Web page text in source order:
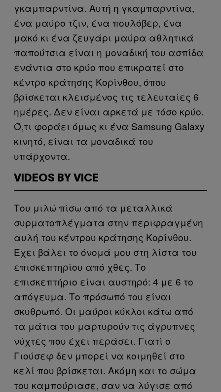
γκαμπαρντίνα. Αυτή η γκαμπαρντίνα,
ένα μαύρο τζιν, ένα πουλόβερ, ένα
μακό κι ένα ζευγάρι μαύρα αθλητικά
παπούτσια είναι η μοναδική του ασπίδα
ενάντια στο κρύο που επικρατεί στο
κέντρο κράτησης Κορίνθου, όπου
βρίσκεται κλεισμένος τις τελευταίες 6
ημέρες. Δεν είναι αρκετά με τόσο κρύο.
Ό,τι φοράει όμως κι ένα Samsung Galaxy
κινητό, είναι τα μοναδικά του
υπάρχοντα.
VIDEOS BY VICE
Του μιλώ πίσω από τα μεταλλικά
συρματοπλέγματα στην περιφραγμένη
αυλή του κέντρου κράτησης Κορίνθου.
Έχει βάλει το όνομά μου στη λίστα του
επισκεπτηρίου από χθες. Το
επισκεπτήριο είναι αυστηρό: 4 με 6 το
απόγευμα. Το πρόσωπό του είναι
σκυθρωπό. Οι μαύροι κύκλοι κάτω από
τα μάτια του μαρτυρούν τις άγρυπνες
νύχτες που έχει περάσει. Γιατί ο
Γιούσεφ δεν μπορεί να κοιμηθεί στο
κελί που βρίσκεται. Ακόμη και το σώμα
του καμπούριασε, σαν να λύγισε από